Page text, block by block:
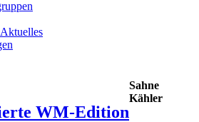
WM-Edition
Sahne
Kähler